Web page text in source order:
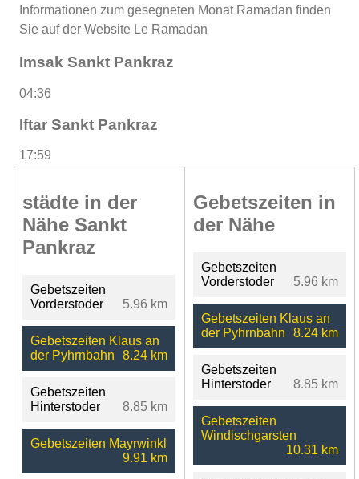
Informationen zum gesegneten Monat Ramadan finden
Sie auf der Website Le Ramadan
Imsak Sankt Pankraz
04:36
Iftar Sankt Pankraz
17:59
städte in der
Nähe Sankt
Pankraz
Gebetszeiten
Vorderstoder
5.96 km
Gebetszeiten Klaus an
der Pyhrnbahn
8.24 km
Gebetszeiten
Hinterstoder
8.85 km
Gebetszeiten Mayrwinkl
9.91 km
Gebetszeiten in
der Nähe
Gebetszeiten
Vorderstoder
5.96 km
Gebetszeiten Klaus an
der Pyhrnbahn
8.24 km
Gebetszeiten
Hinterstoder
8.85 km
Gebetszeiten
Windischgarsten
10.31 km